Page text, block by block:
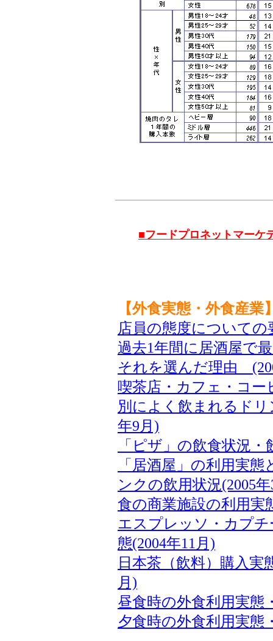
■フードプロネットマーケ
【外食実態・外食産業
店員の態度についての
過去1年間に居酒屋で
それを選んだ理由
喫茶店・カフェ・コ
別によく飲まれるドリ
年9月)
「ピザ」の飲食状況・
「居酒屋」の利用実
ンクの飲用状況(2005
食の商業施設の利用実
エスプレッソ・カプ
態(2004年11月)
日本茶（飲料）購入実
月)
昼食時の外食利用実態
夕食時の外食利用実態